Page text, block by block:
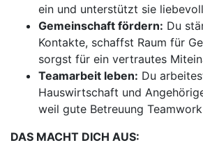
ein und unterstützt sie
Gemeinschaft fördern: Du
Kontakte, schaffst Raum für
sorgst für ein vertrautes
Teamarbeit leben: Du
Hauswirtschaft und
weil gute Betreuung
DAS MACHT DICH AUS: